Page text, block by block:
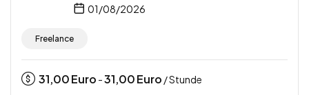
01/08/2026
Freelance
31,00Euro -31,00Euro / Stunde